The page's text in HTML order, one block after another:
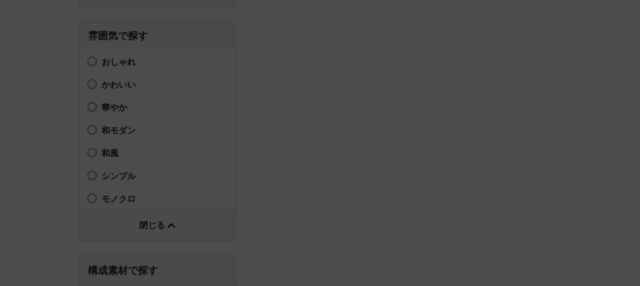
雰囲気で探す
おしゃれ
かわいい
華やか
和モダン
和風
シンプル
モノクロ
閉じる
構成素材で探す